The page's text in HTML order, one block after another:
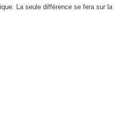
La seule différence se fera sur la